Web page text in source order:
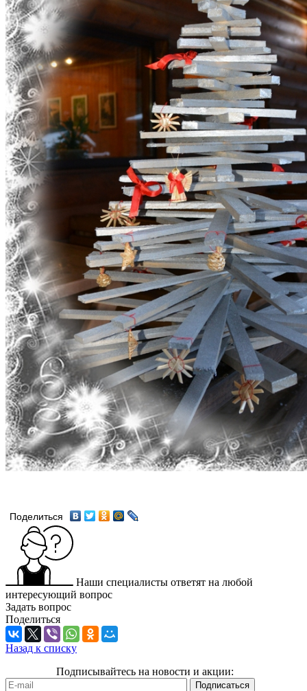
Поделиться
Наши специалисты ответят на любой
интересующий вопрос
Задать вопрос
Поделиться
Назад к списку
Подписывайтесь на новости и акции: